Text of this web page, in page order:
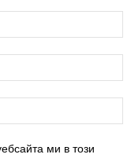
ми в този